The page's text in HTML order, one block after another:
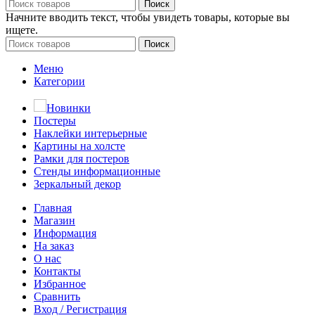
Поиск
Начните вводить текст, чтобы увидеть товары, которые вы
ищете.
Поиск
Меню
Категории
Новинки
Постеры
Наклейки интерьерные
Картины на холсте
Рамки для постеров
Стенды информационные
Зеркальный декор
Главная
Магазин
Информация
На заказ
О нас
Контакты
Избранное
Сравнить
Вход / Регистрация